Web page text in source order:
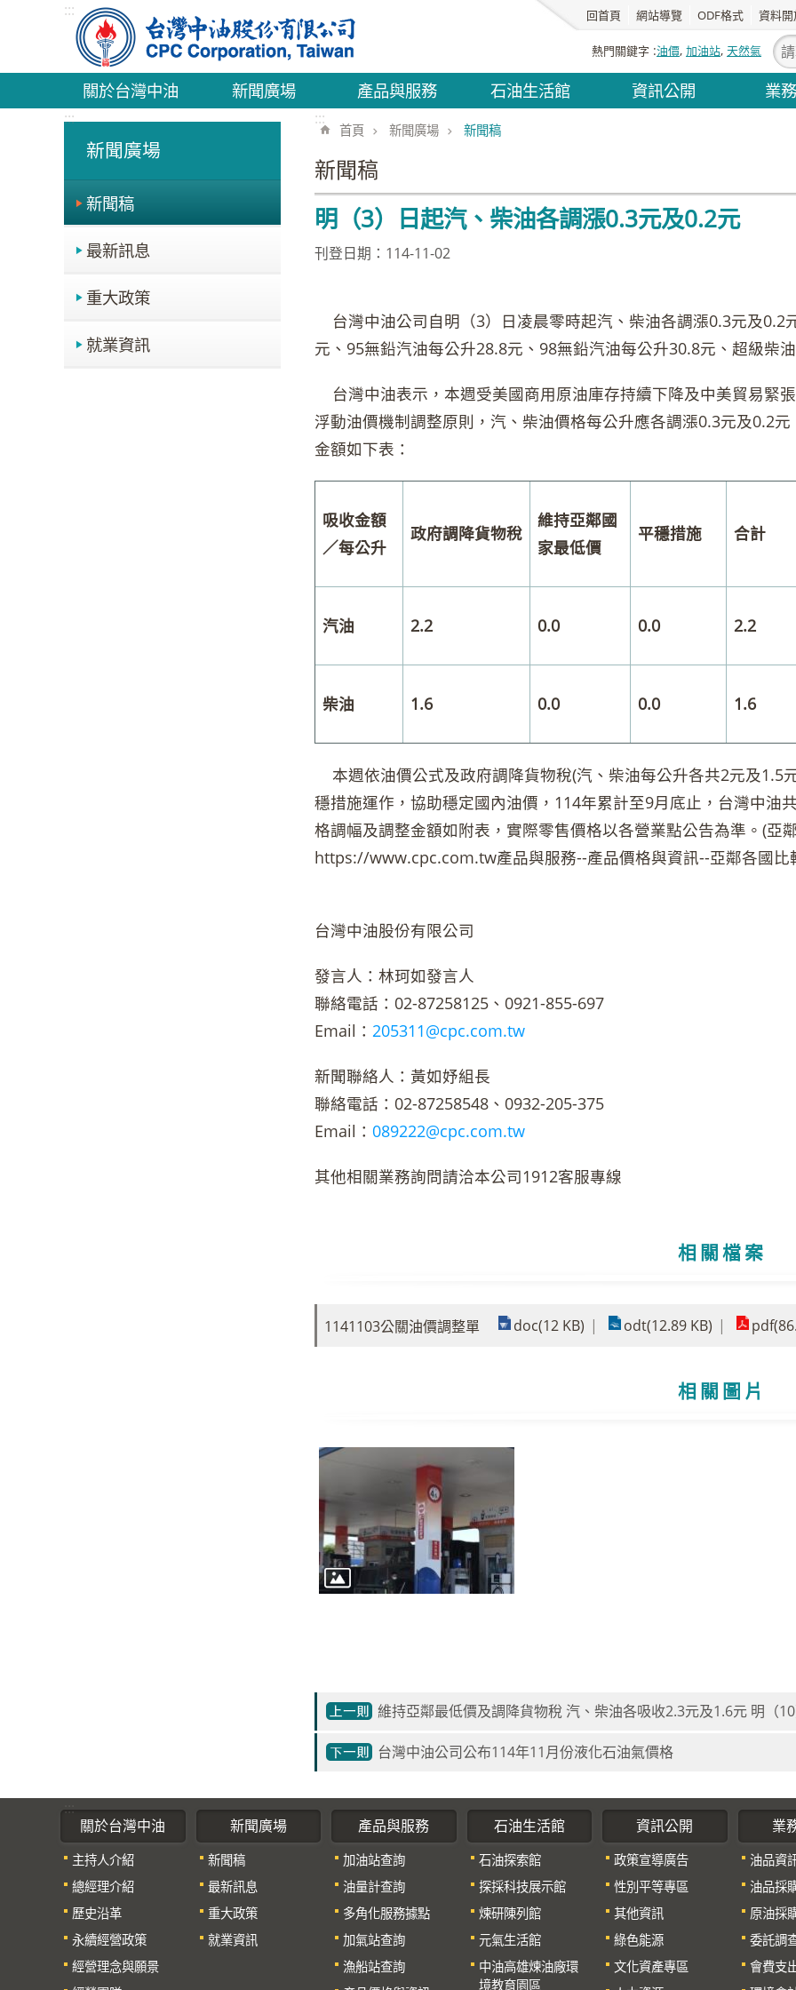
跳到主要內容區塊
::: 回首頁 網站導覽 ODF格式 資料開
熱門關鍵字 油價 加油站 天然氣
關於台灣中油 新聞廣場 產品與服務 石油生活館 資訊公開 業
:::
新聞廣場
新聞稿
最新訊息
重大政策
就業資訊
:::
首頁 新聞廣場 新聞稿
新聞稿
明（3）日起汽、柴油各調漲0.3元及0.2元
刊登日期：114-11-02
台灣中油公司自明（3）日凌晨零時起汽、柴油各調漲0.3元及0.2
元、95無鉛汽油每公升28.8元、98無鉛汽油每公升30.8元、超級柴
台灣中油表示，本週受美國商用原油庫存持續下降及中美貿易緊
浮動油價機制調整原則，汽、柴油價格每公升應各調漲0.3元及0.2
金額如下表：
吸收金額
／每公升
政府調降貨物稅
維持亞鄰國
家最低價
平穩措施 合計
汽油 2.2 0.0 0.0 2.2
柴油 1.6 0.0 0.0 1.6
本週依油價公式及政府調降貨物稅(汽、柴油每公升各共2元及1.5
穩措施運作，協助穩定國內油價，114年累計至9月底止，台灣中油
格調幅及調整金額如附表，實際零售價格以各營業點公告為準。(亞
https://www.cpc.com.tw產品與服務--產品價格與資訊--亞鄰各國比
台灣中油股份有限公司
發言人：林珂如發言人
聯絡電話：02-87258125、0921-855-697
Email： 205311@cpc.com.tw
新聞聯絡人：黃如妤組長
聯絡電話：02-87258548、0932-205-375
Email： 089222@cpc.com.tw
其他相關業務詢問請洽本公司1912客服專線
相關檔案
1141103公關油價調整單 doc(12 KB) odt(12.89 KB)
相關圖片
維持亞鄰最低價及調降貨物稅 汽、柴油各吸收2.3元及1.6元 明（
台灣中油公司公布114年11月份液化石油氣價格
:::
關於台灣中油
主持人介紹
總經理介紹
歷史沿革
永續經營政策
經營理念與願景
新聞廣場
新聞稿
最新訊息
重大政策
就業資訊
產品與服務
加油站查詢
油量計查詢
多角化服務據點
加氣站查詢
漁船站查詢
石油生活館
石油探索館
探採科技展示館
煉研陳列館
元氣生活館
中油高雄煉油廠環
境教育園區
資訊公開
政策宣導廣告
性別平等專區
其他資訊
綠色能源
文化資產專區
業
油品資
油品採
原油採
委託調
會費支